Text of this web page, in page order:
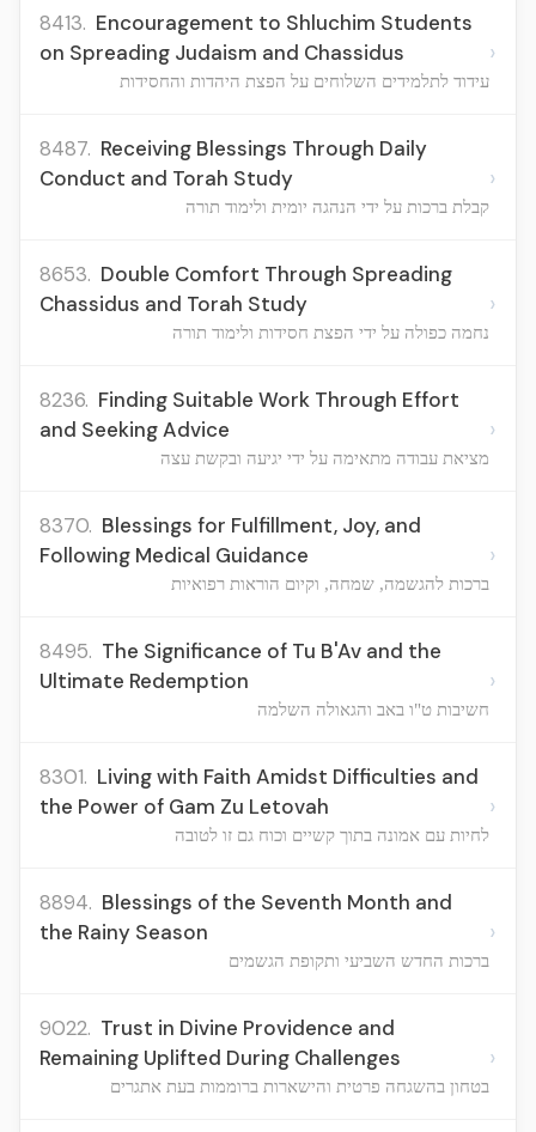
8413. Encouragement to Shluchim Students
on Spreading Judaism and Chassidus
עידוד לתלמידים השלוחים על הפצת היהדות והחסידות
›
8487. Receiving Blessings Through Daily
Conduct and Torah Study
קבלת ברכות על ידי הנהגה יומית ולימוד תורה
›
8653. Double Comfort Through Spreading
Chassidus and Torah Study
נחמה כפולה על ידי הפצת חסידות ולימוד תורה
›
8236. Finding Suitable Work Through Effort
and Seeking Advice
מציאת עבודה מתאימה על ידי יגיעה ובקשת עצה
›
8370. Blessings for Fulfillment, Joy, and
Following Medical Guidance
ברכות להגשמה, שמחה, וקיום הוראות רפואיות
›
8495. The Significance of Tu B'Av and the
Ultimate Redemption
חשיבות ט"ו באב והגאולה השלמה
›
8301. Living with Faith Amidst Difficulties and
the Power of Gam Zu Letovah
לחיות עם אמונה בתוך קשיים וכוח גם זו לטובה
›
8894. Blessings of the Seventh Month and
the Rainy Season
ברכות החדש השביעי ותקופת הגשמים
›
9022. Trust in Divine Providence and
Remaining Uplifted During Challenges
בטחון בהשגחה פרטית והישארות ברוממות בעת אתגרים
›